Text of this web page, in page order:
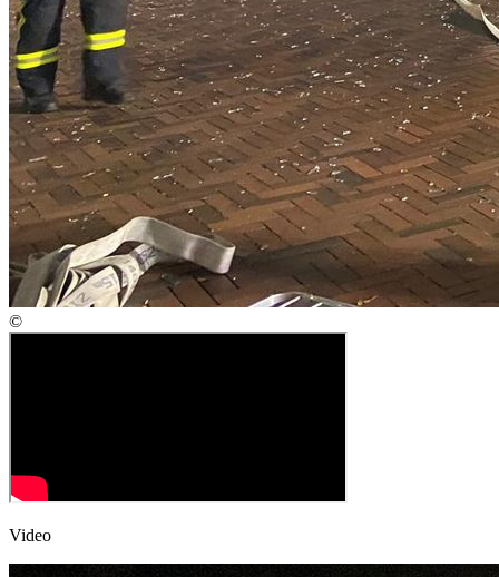
©
Video